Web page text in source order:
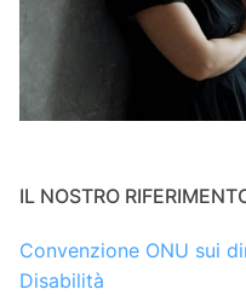
IL NOSTRO
Convenzione ONU sui
Disabilità